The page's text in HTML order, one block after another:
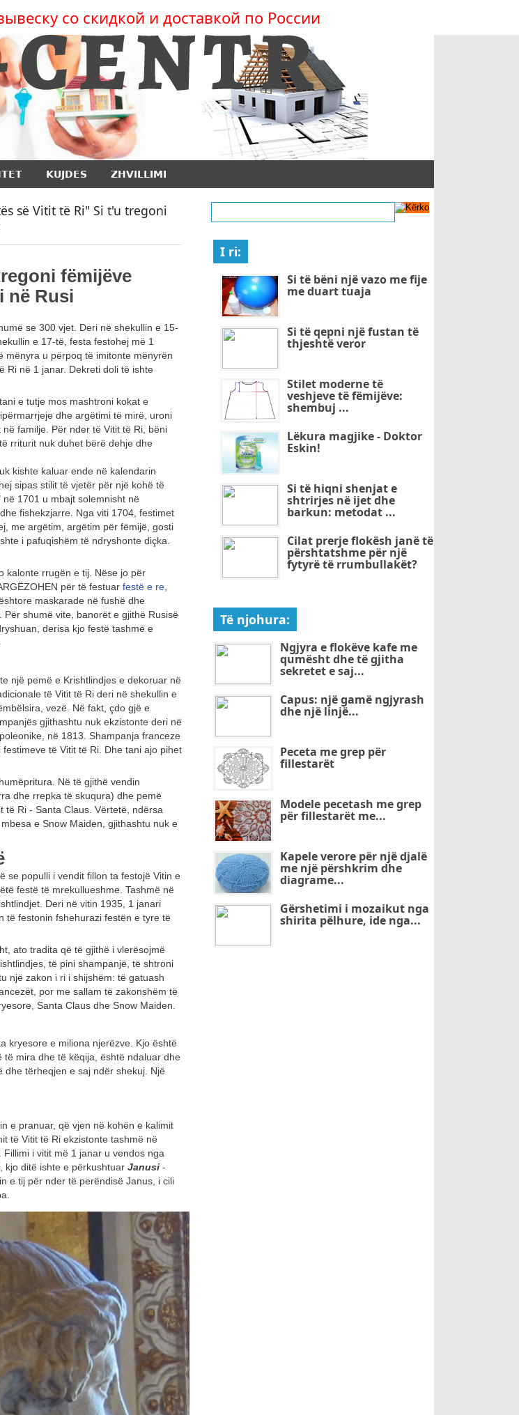
со скидкой и доставкой по России
KUJDES ZHVILLIMI
së Vitit të Ri" Si t'u tregoni
fëmijëve
në Rusi
se 300 vjet. Deri në shekullin e 15-
e 17-të, festa festohej më 1
mënyra u përpoq të imitonte mënyrën
Ri në 1 janar. Dekreti doli të ishte
e tutje mos mashtroni kokat e
dhe argëtimi të mirë, uroni
familje. Për nder të Vitit të Ri, bëni
rriturit nuk duhet bërë dehje dhe
kishte kaluar ende në kalendarin
sipas stilit të vjetër për një kohë të
1701 u mbajt solemnisht në
fishekzjarre. Nga viti 1704, festimet
me argëtim, argëtim për fëmijë, gosti
i pafuqishëm të ndryshonte diçka.
kalonte rrugën e tij. Nëse jo për
për të festuar festë e re
maskarade në fushë dhe
shumë vite, banorët e gjithë Rusisë
derisa kjo festë tashmë e
një pemë e Krishtlindjes e dekoruar në
të Vitit të Ri deri në shekullin e
vezë. Në fakt, çdo gjë e
gjithashtu nuk ekzistonte deri në
në 1813. Shampanja franceze
të Vitit të Ri. Dhe tani ajo pihet
Në të gjithë vendin
dhe rrepka të skuqura) dhe pemë
të Ri - Santa Claus. Vërtetë, ndërsa
e Snow Maiden, gjithashtu nuk e
se populli i vendit fillon ta festojë Vitin e
festë të mrekullueshme. Tashmë në
Deri në vitin 1935, 1 janari
të festonin fshehurazi festën e tyre të
ato tradita që të gjithë i vlerësojmë
të pini shampanjë, të shtroni
një zakon i ri i shijshëm: të gatuash
por me sallam të zakonshëm të
Santa Claus dhe Snow Maiden.
kryesore e miliona njerëzve. Kjo është
mira dhe të këqija, është ndaluar dhe
dhe tërheqjen e saj ndër shekuj. Një
e pranuar, që vjen në kohën e kalimit
të Vitit të Ri ekzistonte tashmë në
i vitit më 1 janar u vendos nga
kjo ditë ishte e përkushtuar Janusi -
e tij për nder të perëndisë Janus, i cili
I ri:
Si të bëni një vazo me fije
me duart tuaja
Si të qepni një fustan të
thjeshtë veror
Stilet moderne të
veshjeve të fëmijëve:
shembuj ...
Lëkura magjike - Doktor
Eskin!
Si të hiqni shenjat e
shtrirjes në ijet dhe
barkun: metodat ...
Cilat prerje flokësh janë të
përshtatshme për një
fytyrë të rrumbullakët?
Të njohura:
Ngjyra e flokëve kafe me
qumësht dhe të gjitha
sekretet e saj...
Capus: një gamë ngjyrash
dhe një linjë...
Peceta me grep për
fillestarët
Modele pecetash me grep
për fillestarët me...
Kapele verore për një djalë
me një përshkrim dhe
diagrame...
Gërshetimi i mozaikut nga
shirita pëlhure, ide nga...